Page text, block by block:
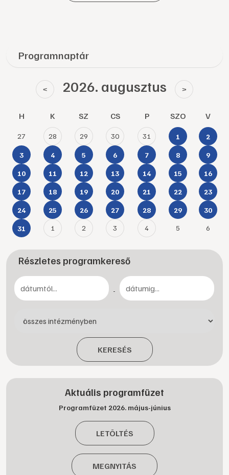
Programnaptár
< 2026. augusztus >
H K SZ CS P SZO V
27 28 29 30 31 1 2
3 4 5 6 7 8 9
10 11 12 13 14 15 16
17 18 19 20 21 22 23
24 25 26 27 28 29 30
31 1 2 3 4 5 6
Részletes programkereső
-
KERESÉS
Aktuális programfüzet
Programfüzet 2026. május-június
LETÖLTÉS
MEGNYITÁS